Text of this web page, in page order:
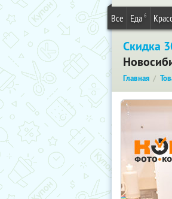
Все Еда 6
Скидка
Главная